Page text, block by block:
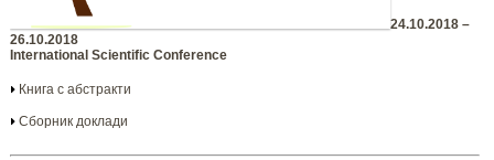
24.10.2018 –
26.10.2018
International Scientific Conference
Книга с абстракти
Сборник доклади